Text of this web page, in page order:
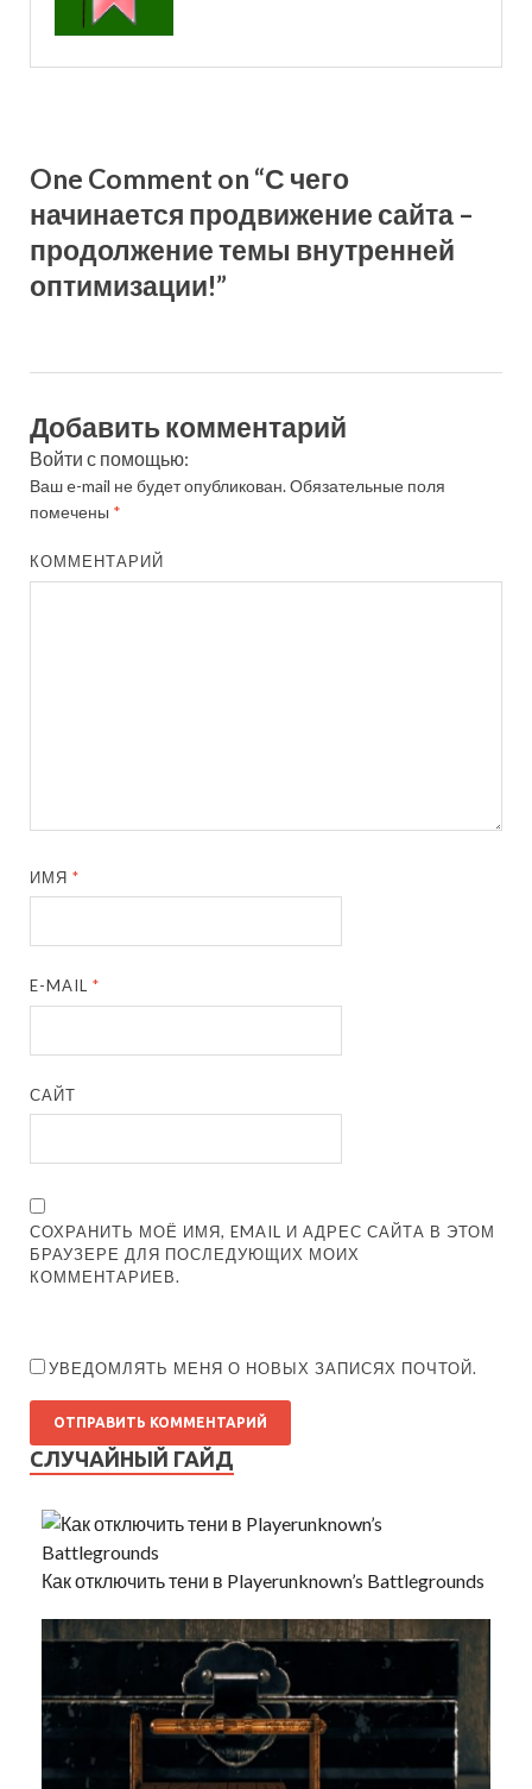
One Comment on “С чего
начинается продвижение сайта –
продолжение темы внутренней
оптимизации!”
Добавить комментарий
Войти с помощью:
Ваш e-mail не будет опубликован.Обязательные поля
помечены *
КОММЕНТАРИЙ
ИМЯ*
E-MAIL*
САЙТ
СОХРАНИТЬ МОЁ ИМЯ, EMAIL И АДРЕС САЙТА В ЭТОМ
БРАУЗЕРЕ ДЛЯ ПОСЛЕДУЮЩИХ МОИХ
КОММЕНТАРИЕВ.
УВЕДОМЛЯТЬ МЕНЯ О НОВЫХ ЗАПИСЯХ ПОЧТОЙ.
СЛУЧАЙНЫЙ ГАЙД
Как отключить тени в Playerunknown’s Battlegrounds